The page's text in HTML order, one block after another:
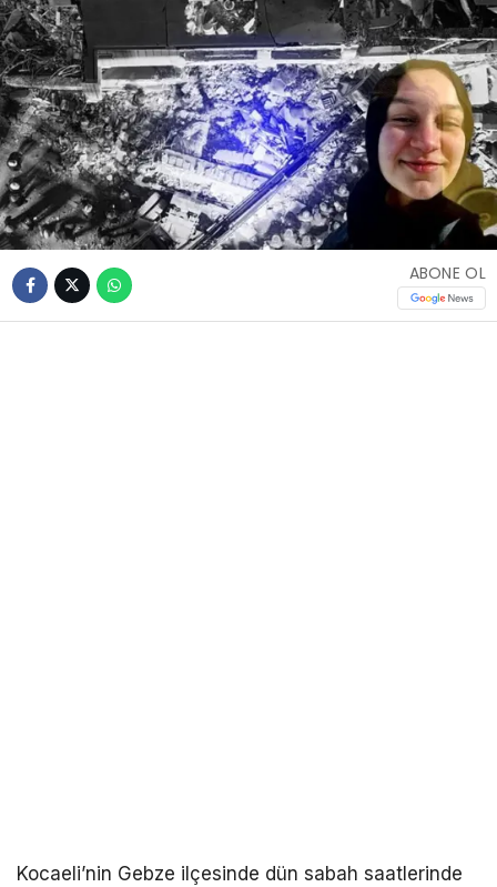
ABONE OL
Kocaeli’nin Gebze ilçesinde dün sabah saatlerinde